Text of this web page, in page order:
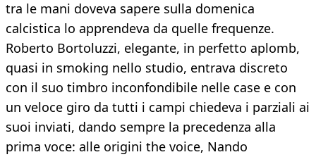
tra le mani doveva sapere sulla domenica
calcistica lo apprendeva da quelle frequenze.
Roberto Bortoluzzi, elegante, in perfetto aplomb,
quasi in smoking nello studio, entrava discreto
con il suo timbro inconfondibile nelle case e con
un veloce giro da tutti i campi chiedeva i parziali ai
suoi inviati, dando sempre la precedenza alla
prima voce: alle origini the voice, Nando